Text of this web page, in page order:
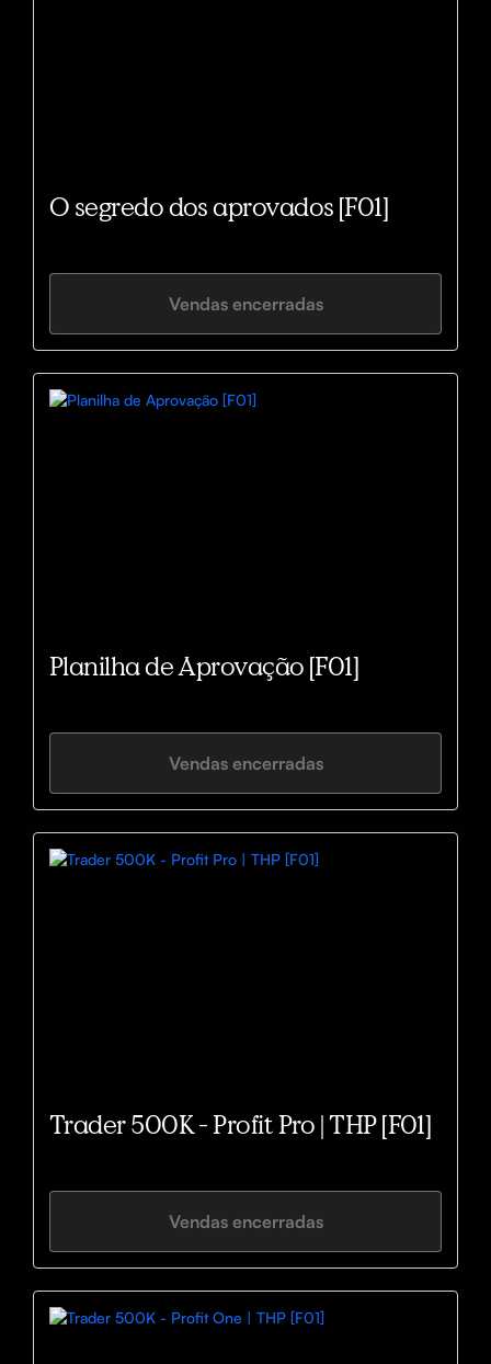
O segredo dos aprovados [F01]
Vendas encerradas
Planilha de Aprovação [F01]
Vendas encerradas
Trader 500K - Profit Pro | THP [F01]
Vendas encerradas